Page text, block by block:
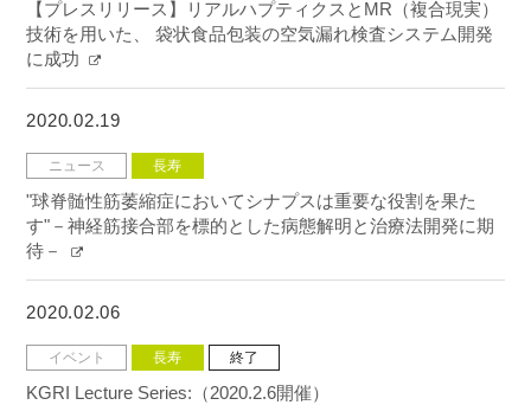
【プレスリリース】リアルハプティクスとMR（複合現実）
技術を用いた、 袋状食品包装の空気漏れ検査システム開発
に成功
2020.02.19
ニュース 長寿
"球脊髄性筋萎縮症においてシナプスは重要な役割を果た
す"－神経筋接合部を標的とした病態解明と治療法開発に期
待－
2020.02.06
イベント 長寿 終了
KGRI Lecture Series:（2020.2.6開催）